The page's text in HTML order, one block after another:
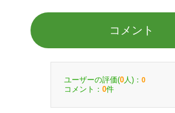
コメント
ユーザーの評価(0 人)： 0
コメント： 0件